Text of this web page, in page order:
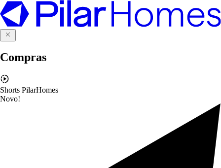
Compras
Shorts PilarHomes
Novo!